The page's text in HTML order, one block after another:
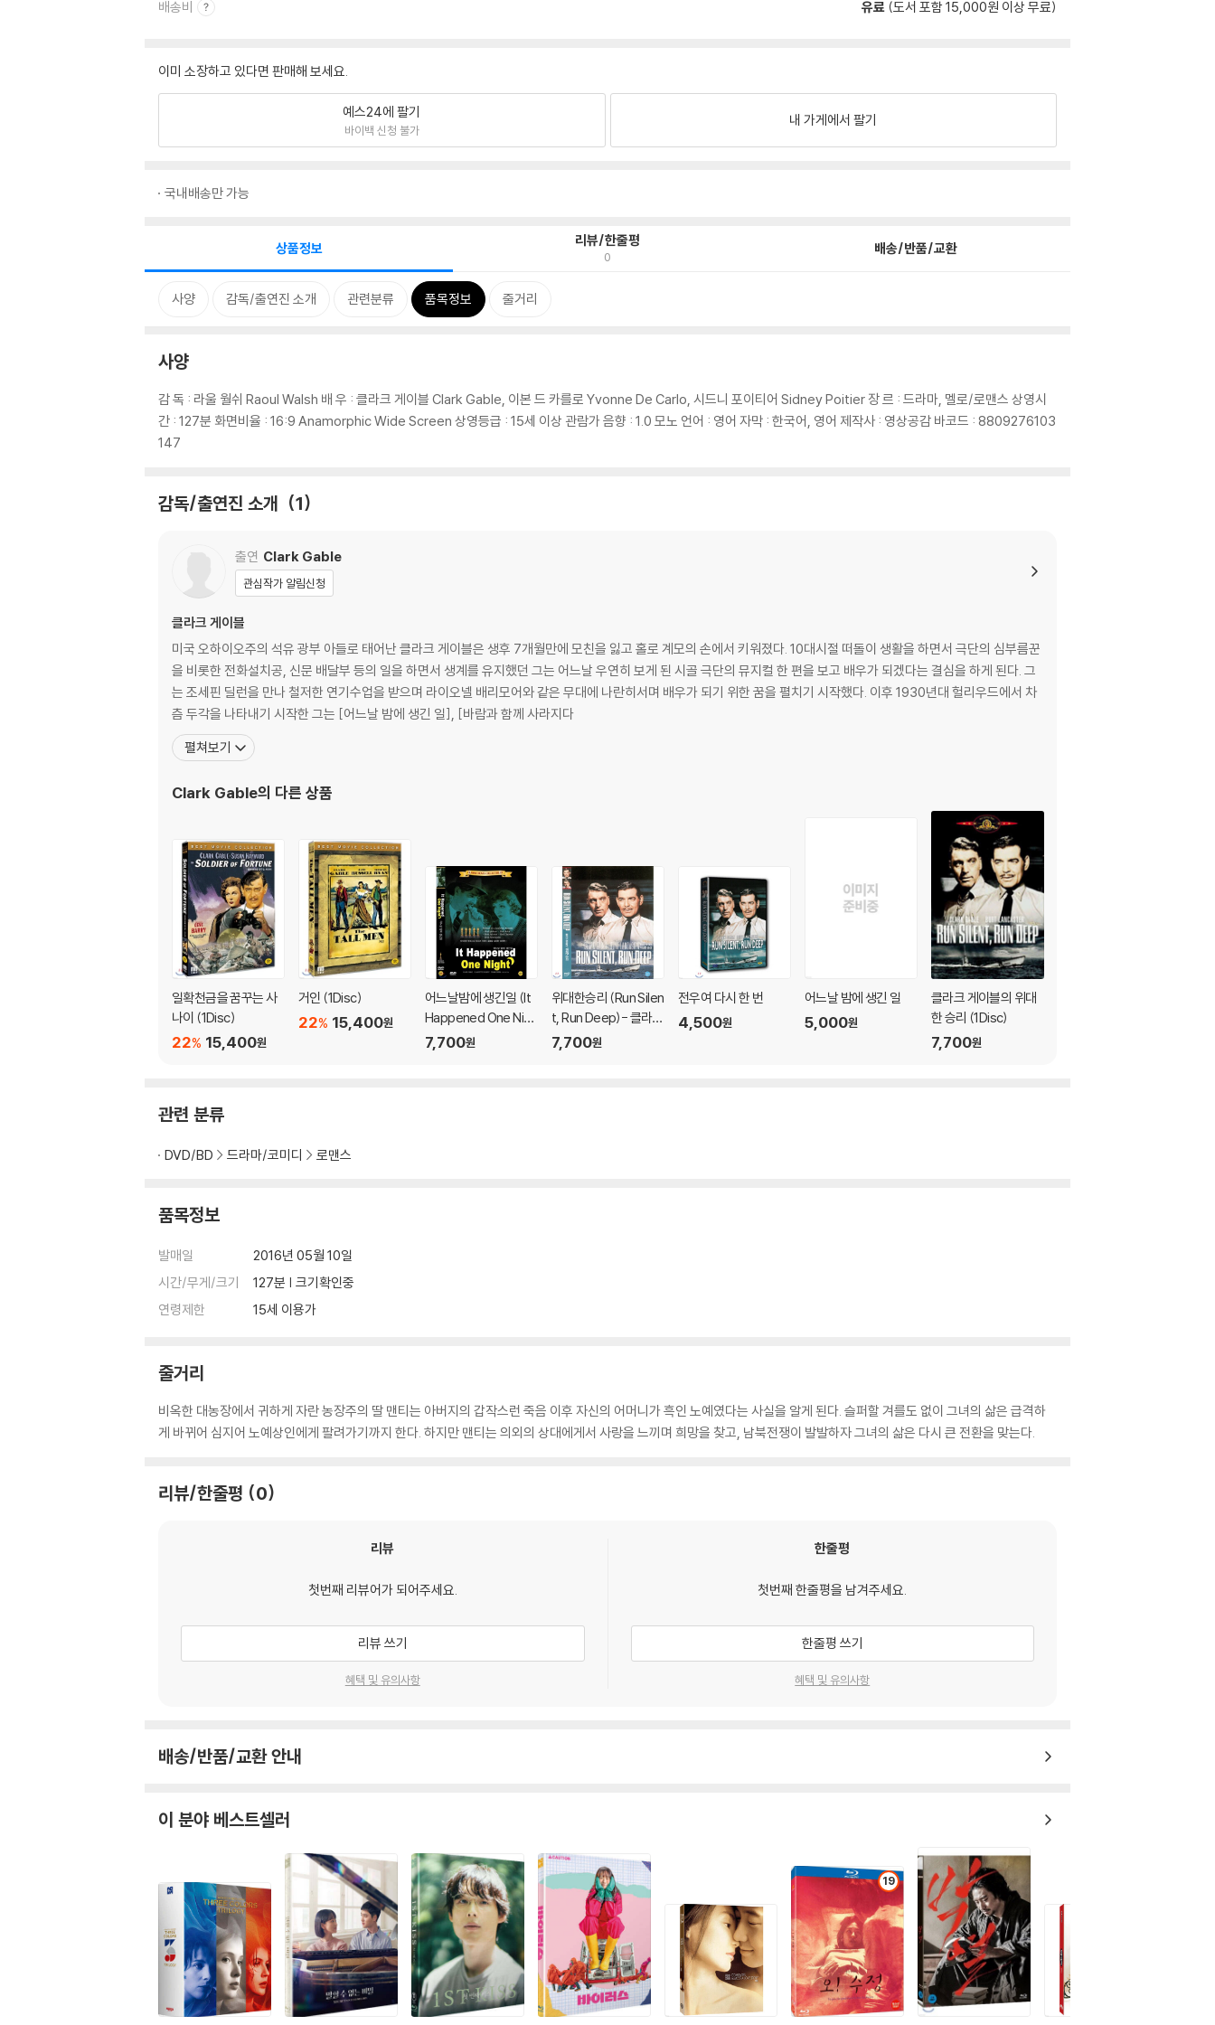
배송비 유료 (도서 포함 15,000원 이상 무료)
이미 소장하고 있다면 판매해 보세요.
예스24에 팔기
바이백 신청 불가
내 가게에서 팔기
국내배송만 가능
상품정보 리뷰/한줄평
0 배송/반품/교환
사양 감독/출연진 소개 관련분류 품목정보 줄거리
사양
감 독 : 라울 월쉬 Raoul Walsh 배 우 : 클라크 게이블 Clark Gable, 이본 드 카를로 Yvonne De Carlo, 시드니 포이티어 Sidney Poitier 장 르 : 드라마, 멜로/로맨스 상영시
간 : 127분 화면비율 : 16:9 Anamorphic Wide Screen 상영등급 : 15세 이상 관람가 음향 : 1.0 모노 언어 : 영어 자막 : 한국어, 영어 제작사 : 영상공감 바코드 : 8809276103
147
감독/출연진 소개 1
출연 Clark Gable
관심작가 알림신청
클라크 게이블
미국 오하이오주의 석유 광부 아들로 태어난 클라크 게이블은 생후 7개월만에 모친을 잃고 홀로 계모의 손에서 키워졌다. 10대시절 떠돌이 생활을 하면서 극단의 심부름꾼
을 비롯한 전화설치공, 신문 배달부 등의 일을 하면서 생계를 유지했던 그는 어느날 우연히 보게 된 시골 극단의 뮤지컬 한 편을 보고 배우가 되겠다는 결심을 하게 된다. 그
는 조세핀 딜런을 만나 철저한 연기수업을 받으며 라이오넬 배리모어와 같은 무대에 나란히서며 배우가 되기 위한 꿈을 펼치기 시작했다. 이후 1930년대 헐리우드에서 차
츰 두각을 나타내기 시작한 그는 [어느날 밤에 생긴 일], [바람과 함께 사라지다
펼쳐보기
Clark Gable의 다른 상품
일확천금을 꿈꾸는 사
나이 (1Disc)
15,400원
22%
거인 (1Disc)
15,400원
22%
어느날밤에 생긴일 (It
Happened One Nigh
t)- 클라크게이블
7,700원
위대한승리 (Run Silen
t, Run Deep)- 클라크
게이블. 버트랭카스터
7,700원
전우여 다시 한 번
4,500원
어느날 밤에 생긴 일
5,000원
클라크 게이블의 위대
한 승리 (1Disc)
7,700원
관련 분류
DVD/BD 드라마/코미디 로맨스
품목정보
발매일
2016년 05월 10일
시간/무게/크기
127분 | 크기확인중
연령제한
15세 이용가
줄거리
비옥한 대농장에서 귀하게 자란 농장주의 딸 맨티는 아버지의 갑작스런 죽음 이후 자신의 어머니가 흑인 노예였다는 사실을 알게 된다. 슬퍼할 겨를도 없이 그녀의 삶은 급격하
게 바뀌어 심지어 노예상인에게 팔려가기까지 한다. 하지만 맨티는 의외의 상대에게서 사랑을 느끼며 희망을 찾고, 남북전쟁이 발발하자 그녀의 삶은 다시 큰 전환을 맞는다.
리뷰/한줄평 0
리뷰
첫번째 리뷰어가 되어주세요.
리뷰 쓰기
혜택 및 유의사항
한줄평
첫번째 한줄평을 남겨주세요.
한줄평 쓰기
혜택 및 유의사항
배송/반품/교환 안내
이 분야 베스트셀러
19